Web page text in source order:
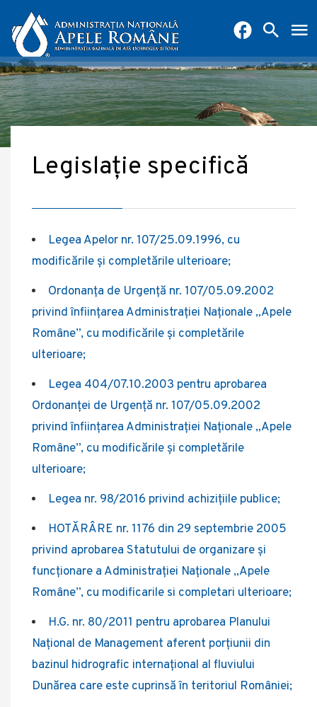
Legislație specifică
Legea Apelor nr. 107/25.09.1996, cu
modificările și completările ulterioare;
Ordonanța de Urgență nr. 107/05.09.2002
privind înființarea Administrației Naționale „Apele
Române”, cu modificările și completările
ulterioare;
Legea 404/07.10.2003 pentru aprobarea
Ordonanței de Urgență nr. 107/05.09.2002
privind înființarea Administrației Naționale „Apele
Române”, cu modificările și completările
ulterioare;
Legea nr. 98/2016 privind achiziţiile publice;
HOTĂRÂRE nr. 1176 din 29 septembrie 2005
privind aprobarea Statutului de organizare şi
funcţionare a Administraţiei Naţionale „Apele
Române”, cu modificarile si completari ulterioare;
H.G. nr. 80/2011 pentru aprobarea Planului
Național de Management aferent porțiunii din
bazinul hidrografic internațional al fluviului
Dunărea care este cuprinsă în teritoriul României;